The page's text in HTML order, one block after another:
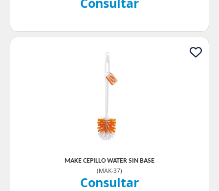
MAKE CEPILLO WATER SIN BASE
(MAK-37)
Consultar